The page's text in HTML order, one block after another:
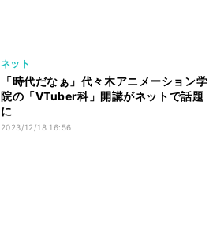
ネット
「時代だなぁ」代々木アニメーション学
院の「VTuber科」開講がネットで話題
に
2023/12/18 16:56